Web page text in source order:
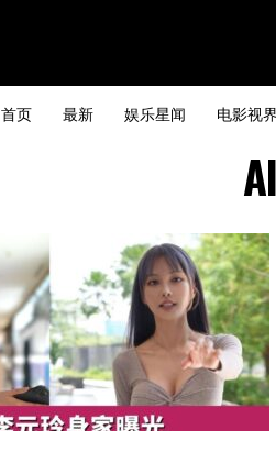
首页 最新 娱乐星闻 电影视界